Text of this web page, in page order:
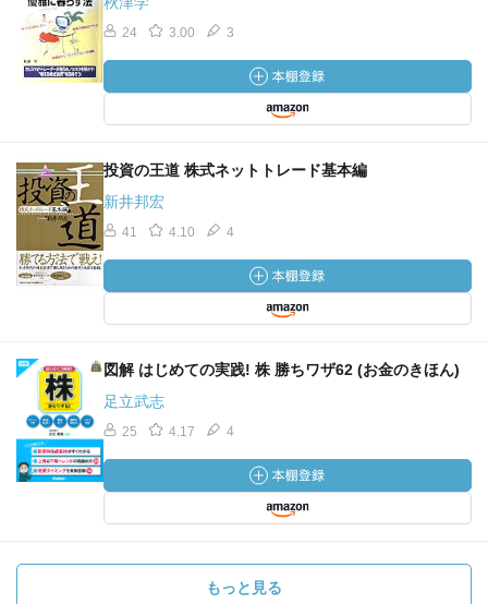
24 3.00 3
投資の王道 株式ネットトレード基本編
新井邦宏
41 4.10 4
図解 はじめての実践! 株 勝ちワザ62 (お金のきほん)
足立武志
25 4.17 4
もっと見る